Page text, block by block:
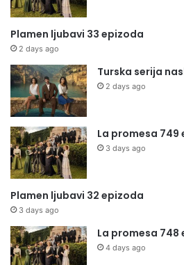
Plamen ljubavi 33 epizoda
2 days ago
Turska serija
2 days ago
La promesa 749
3 days ago
Plamen ljubavi 32 epizoda
3 days ago
La promesa 748
4 days ago